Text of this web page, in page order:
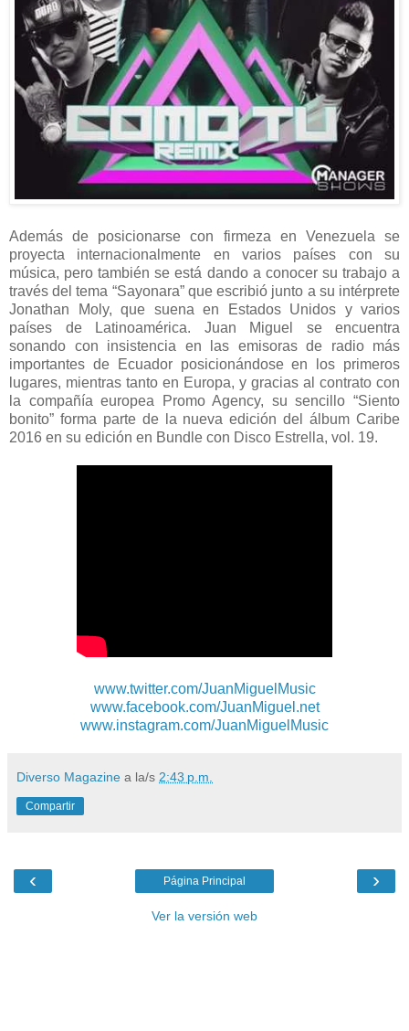
Además de posicionarse con firmeza en Venezuela se
proyecta internacionalmente en varios países con su
música, pero también se está dando a conocer su trabajo a
través del tema “Sayonara” que escribió junto a su intérprete
Jonathan Moly, que suena en Estados Unidos y varios
países de Latinoamérica. Juan Miguel se encuentra
sonando con insistencia en las emisoras de radio más
importantes de Ecuador posicionándose en los primeros
lugares, mientras tanto en Europa, y gracias al contrato con
la compañía europea Promo Agency, su sencillo “Siento
bonito” forma parte de la nueva edición del álbum Caribe
2016 en su edición en Bundle con Disco Estrella, vol. 19.
www.twitter.com/JuanMiguelMusic
www.facebook.com/JuanMiguel.net
www.instagram.com/JuanMiguelMusic
Diverso Magazine a la/s 2:43 p.m.
Compartir
‹ ›
Página Principal
Ver la versión web